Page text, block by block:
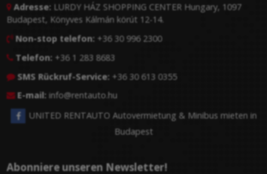
 Adresse: LURDY HÁZ SHOPPING CENTER Hungary, 1097
Budapest, Könyves Kálmán körút 12-14.
 Non-stop telefon: +36 30 996 2300
 Telefon: +36 1 283 8683
 SMS Rückruf-Service: +36 30 613 0355
 E-mail: info@rentauto.hu
UNITED RENTAUTO Autovermietung & Minibus mieten in
Budapest
Abonniere unseren Newsletter!